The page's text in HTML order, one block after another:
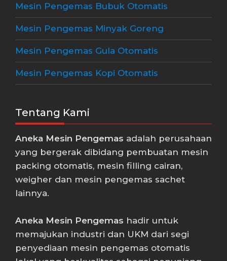
Mesin Pengemas Bubuk Otomatis
Mesin Pengemas Minyak Goreng
Mesin Pengemas Gula Otomatis
Mesin Pengemas Kopi Otomatis
Tentang Kami
Aneka Mesin Pengemas adalah perusahaan
yang bergerak dibidang pembuatan mesin
packing otomatis, mesin filling cairan,
weigher dan mesin pengemas sachet
lainnya.
Aneka Mesin Pengemas hadir untuk
memajukan industri dan UKM dari segi
penyediaan mesin pengemas otomatis